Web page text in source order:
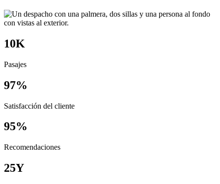
10K
Pasajes
97%
Satisfacción del cliente
95%
Recomendaciones
25Y